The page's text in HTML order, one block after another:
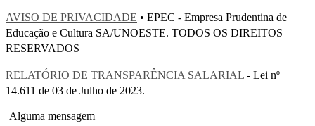
AVISO DE PRIVACIDADE • EPEC - Empresa Prudentina de
Educação e Cultura SA/UNOESTE. TODOS OS DIREITOS
RESERVADOS
RELATÓRIO DE TRANSPARÊNCIA SALARIAL - Lei nº
14.611 de 03 de Julho de 2023.
Alguma mensagem